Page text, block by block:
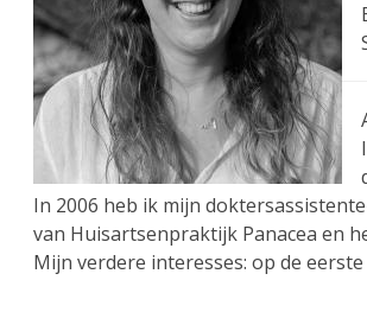
In 2006 heb ik mijn
van Huisartsenpraktijk Panacea en
Mijn verdere interesses: op de